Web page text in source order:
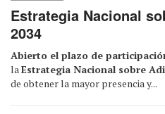
Estrategia Nacional
2034
Abierto el plazo de
la Estrategia Nacional sobre
de obtener la mayor presencia y...